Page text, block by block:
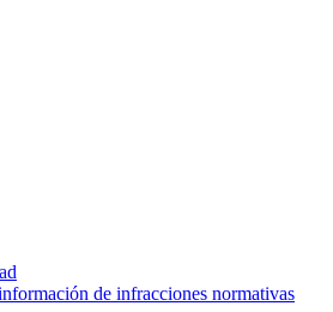
de infracciones normativas